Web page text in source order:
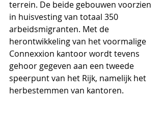
terrein. De beide gebouwen voorzien
in huisvesting van totaal 350
arbeidsmigranten. Met de
herontwikkeling van het voormalige
Connexxion kantoor wordt tevens
gehoor gegeven aan een tweede
speerpunt van het Rijk, namelijk het
herbestemmen van kantoren.